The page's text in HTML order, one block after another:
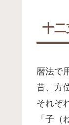
十
暦法で
昔、方
それぞ
「子